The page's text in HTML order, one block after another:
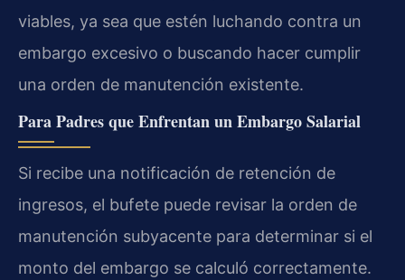
viables, ya sea que estén luchando contra un
embargo excesivo o buscando hacer cumplir
una orden de manutención existente.
Para Padres que Enfrentan un Embargo Salarial
Si recibe una notificación de retención de
ingresos, el bufete puede revisar la orden de
manutención subyacente para determinar si el
monto del embargo se calculó correctamente.